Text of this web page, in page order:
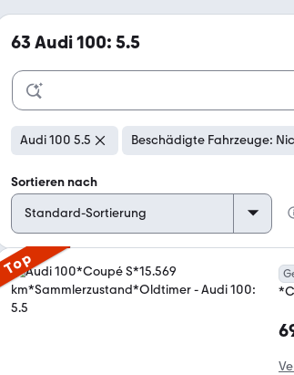
63 Audi 100: 5.5
Audi 100 5.5 Beschädigte Fahrzeuge:
Sortieren nach
Top